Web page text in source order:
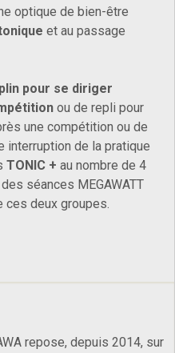
optique de bien-être
et au passage
pour se diriger
ou de repli pour
une compétition ou de
interruption de la pratique
TONIC + au nombre de 4
séances MEGAWATT
ces deux groupes.
repose, depuis 2014, sur